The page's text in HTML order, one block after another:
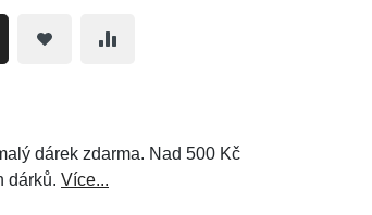
dárek zdarma. Nad 500 Kč
dárků. Více...